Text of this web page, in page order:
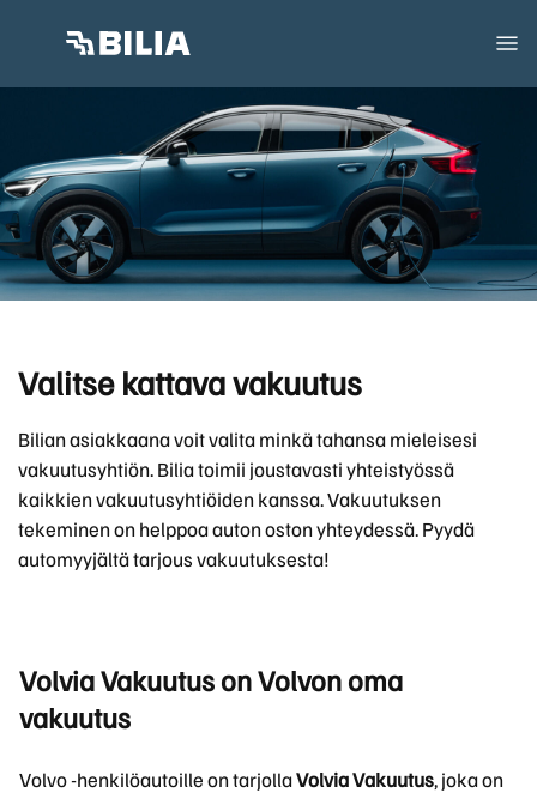
Valitse kattava vakuutus
Bilian asiakkaana voit valita minkä tahansa mieleisesi
vakuutusyhtiön. Bilia toimii joustavasti yhteistyössä
kaikkien vakuutusyhtiöiden kanssa. Vakuutuksen
tekeminen on helppoa auton oston yhteydessä. Pyydä
automyyjältä tarjous vakuutuksesta!
Volvia Vakuutus on Volvon oma
vakuutus
Volvo -henkilöautoille on tarjollaVolvia Vakuutus, joka on